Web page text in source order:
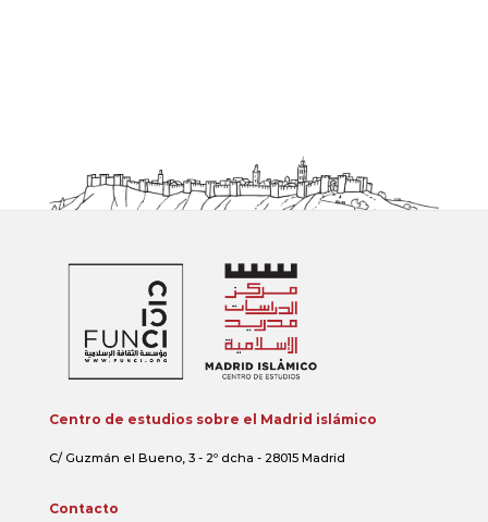
Centro de estudios sobre el Madrid islámico
C/ Guzmán el Bueno, 3 - 2º dcha - 28015 Madrid
Contacto